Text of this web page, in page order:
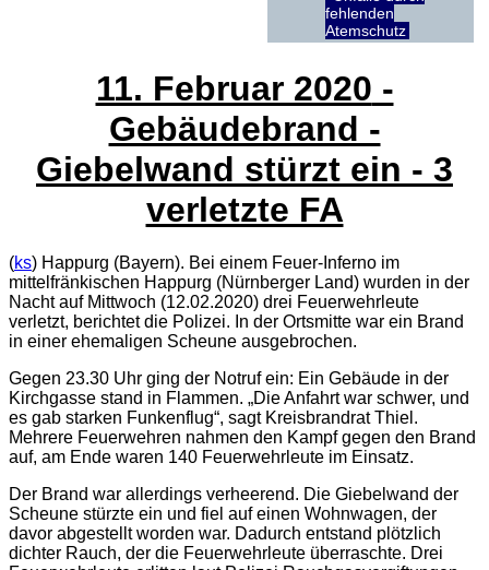
fehlenden
Atemschutz
11. Februar 2020 -
Gebäudebrand -
Giebelwand stürzt ein - 3
verletzte FA
(ks) Happurg (Bayern). Bei einem Feuer-Inferno im
mittelfränkischen Happurg (Nürnberger Land) wurden in der
Nacht auf Mittwoch (12.02.2020) drei Feuerwehrleute
verletzt, berichtet die Polizei. In der Ortsmitte war ein Brand
in einer ehemaligen Scheune ausgebrochen.
Gegen 23.30 Uhr ging der Notruf ein: Ein Gebäude in der
Kirchgasse stand in Flammen. „Die Anfahrt war schwer, und
es gab starken Funkenflug“, sagt Kreisbrandrat Thiel.
Mehrere Feuerwehren nahmen den Kampf gegen den Brand
auf, am Ende waren 140 Feuerwehrleute im Einsatz.
Der Brand war allerdings verheerend. Die Giebelwand der
Scheune stürzte ein und fiel auf einen Wohnwagen, der
davor abgestellt worden war. Dadurch entstand plötzlich
dichter Rauch, der die Feuerwehrleute überraschte. Drei